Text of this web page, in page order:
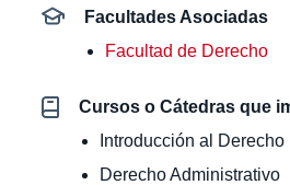
Facultades Asociadas
Facultad de Derecho
Cursos o Cátedras que
Introducción al
Derecho Administrativo